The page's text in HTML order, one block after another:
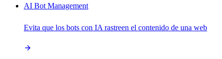
AI Bot Management
Evita que los bots con IA rastreen el contenido de una web